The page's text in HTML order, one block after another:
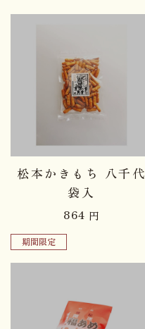
品切れ中
松本かきもち 八千代
袋入
864 円
期間限定